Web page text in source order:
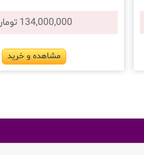
134,000,000 تومان
مشاهده و خرید